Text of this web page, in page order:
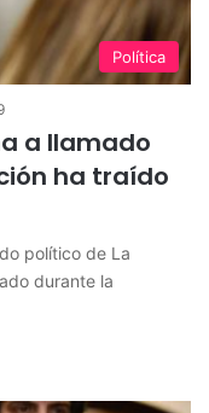
Política
a llamado
ha traído
político de La
durante la